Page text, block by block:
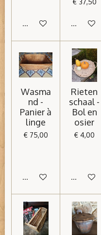
In winkelwagen
€ 37,50
In
Wasma
nd -
Panier à
linge
€ 75,00
In winkelwagen
Rieten
schaal -
Bol en
osier
€ 4,00
In